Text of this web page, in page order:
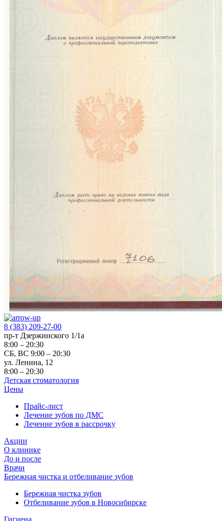
8 (383) 209-27-00
пр-т Дзержинского 1/1а
8:00 – 20:30
СБ, ВС 9:00 – 20:30
ул. Ленина, 12
8:00 – 20:30
Детская стоматология
Цены
Прайс-лист
Лечение зубов по ДМС
Лечение зубов в рассрочку
Акции
О клинике
До и после
Врачи
Бережная чистка и отбеливание зубов
Бережная чистка зубов
Отбеливание зубов в Новосибирске
Гигиена